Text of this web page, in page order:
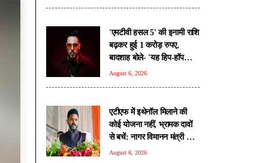
'एमटीवी हसल 5' की इनामी राशि
बढ़कर हुई 1 करोड़ रुपए,
बादशाह बोले- 'यह हिप-हॉप
कल्चर की तरक्की का सबूत'
August 6, 2026
एटीएफ में इथेनॉल मिलाने की
कोई योजना नहीं, भ्रामक दावों
से बचें: नागर विमानन मंत्री राम
मोहन नायडू
August 6, 2026